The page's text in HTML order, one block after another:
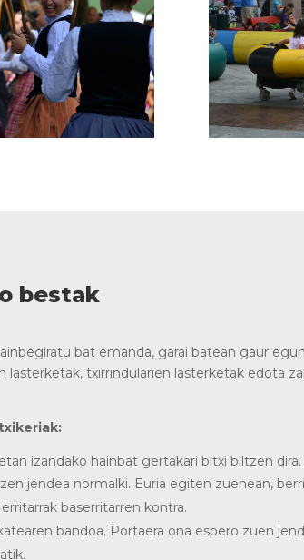
bestak
bat emanda, garai batean gaur
lasterketak, txirrindularien lasterketak edota
izandako hainbat gertakari bitxi biltzen
jendea normalki. Euria egiten zuenean,
baserritarren kontra.
bandoa. Portaera ona espero zuen